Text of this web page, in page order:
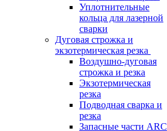
Уплотнительные
кольца для лазерной
сварки
Дуговая строжка и
экзотермическая резка
Воздушно-дуговая
строжка и резка
Экзотермическая
резка
Подводная сварка и
резка
Запасные части ARC